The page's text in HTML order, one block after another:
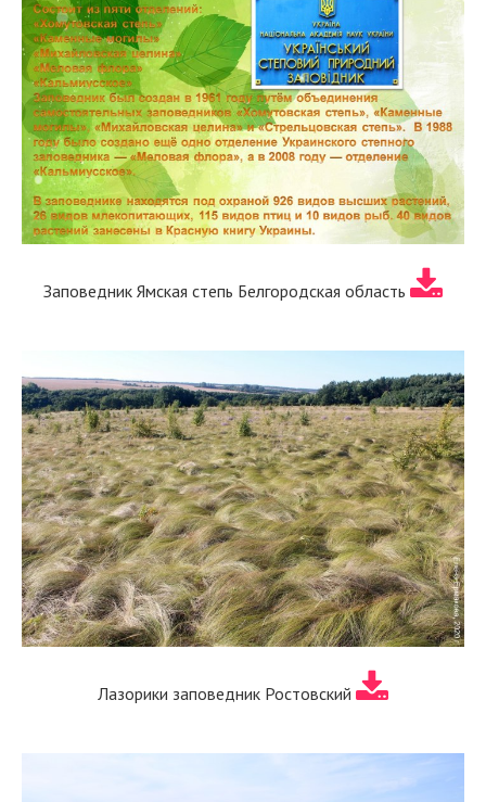
Заповедник Ямская степь Белгородская область
Лазорики заповедник Ростовский